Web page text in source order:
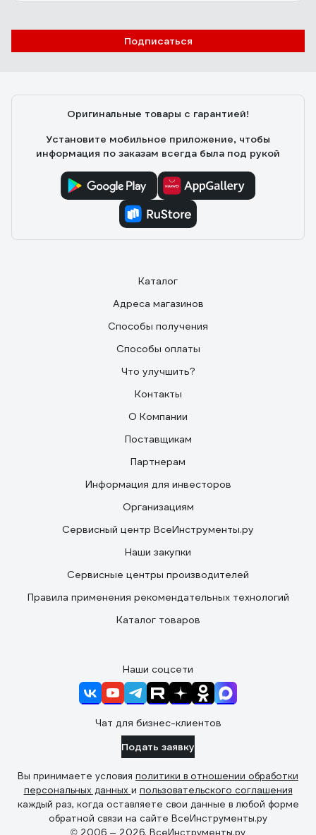
Подписаться
Оригинальные товары с гарантией!
Установите мобильное приложение, чтобы
информация по заказам всегда была под рукой
Каталог
Адреса магазинов
Способы получения
Способы оплаты
Что улучшить?
Контакты
О Компании
Поставщикам
Партнерам
Информация для инвесторов
Организациям
Сервисный центр ВсеИнструменты.ру
Наши закупки
Сервисные центры производителей
Правила применения рекомендательных технологий
Каталог товаров
Наши соцсети
Чат для бизнес-клиентов
Подать заявку
Вы принимаете условия политики в отношении обработки
персональных данных и пользовательского соглашения
каждый раз, когда оставляете свои данные в любой форме
обратной связи на сайте ВсеИнструменты.ру
© 2006 — 2026. ВсеИнструменты.ру